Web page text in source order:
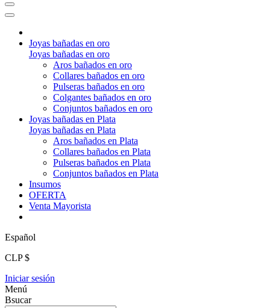
Joyas bañadas en oro
Joyas bañadas en oro
Aros bañados en oro
Collares bañados en oro
Pulseras bañados en oro
Colgantes bañados en oro
Conjuntos bañados en oro
Joyas bañadas en Plata
Joyas bañadas en Plata
Aros bañados en Plata
Collares bañados en Plata
Pulseras bañados en Plata
Conjuntos bañados en Plata
Insumos
OFERTA
Venta Mayorista
Español
CLP $
Iniciar sesión
Menú
Bsucar